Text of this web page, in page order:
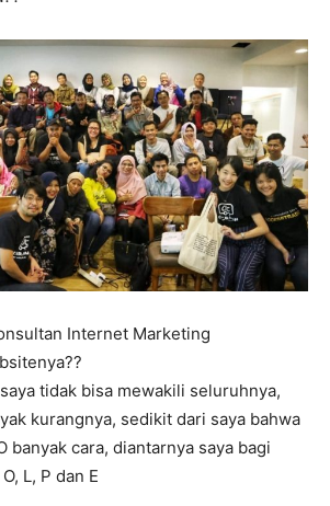
Internet Marketing
tidak bisa mewakili seluruhnya,
kurangnya, sedikit dari saya bahwa
banyak cara, diantarnya saya bagi
L, P dan E